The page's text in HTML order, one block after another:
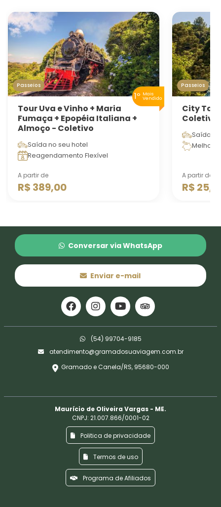
Passeios
1ºMais
Vendido
Tour Uva e Vinho + Maria
Fumaça + Epopéia Italiana +
Almoço - Coletivo
Saída no seu hotel
Reagendamento Flexível
A partir de
R$ 389,00
Passeios
City
Coletivo
Saída
Melhor
A partir de
R$
Conversar via WhatsApp
Enviar e-mail
(54) 99704-9185
atendimento@gramadosuaviagem.com.br
. Gramado e Canela/RS, 95680-000
Maurício de Oliveira Vargas - ME.
CNPJ: 21.007.866/0001-02
Politica de privacidade
Termos de uso
Programa de Afiliados